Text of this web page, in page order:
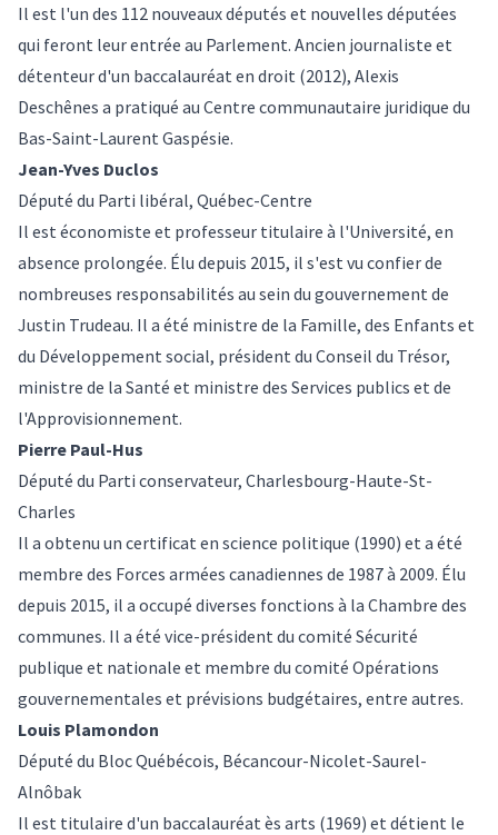
Il est l'un des 112 nouveaux députés et nouvelles députées
qui feront leur entrée au Parlement. Ancien journaliste et
détenteur d'un baccalauréat en droit (2012), Alexis
Deschênes a pratiqué au Centre communautaire juridique du
Bas-Saint-Laurent Gaspésie.
Jean-Yves Duclos
Député du Parti libéral, Québec-Centre
Il est économiste et professeur titulaire à l'Université, en
absence prolongée. Élu depuis 2015, il s'est vu confier de
nombreuses responsabilités au sein du gouvernement de
Justin Trudeau. Il a été ministre de la Famille, des Enfants et
du Développement social, président du Conseil du Trésor,
ministre de la Santé et ministre des Services publics et de
l'Approvisionnement.
Pierre Paul-Hus
Député du Parti conservateur, Charlesbourg-Haute-St-
Charles
Il a obtenu un certificat en science politique (1990) et a été
membre des Forces armées canadiennes de 1987 à 2009. Élu
depuis 2015, il a occupé diverses fonctions à la Chambre des
communes. Il a été vice-président du comité Sécurité
publique et nationale et membre du comité Opérations
gouvernementales et prévisions budgétaires, entre autres.
Louis Plamondon
Député du Bloc Québécois, Bécancour-Nicolet-Saurel-
Alnôbak
Il est titulaire d'un baccalauréat ès arts (1969) et détient le